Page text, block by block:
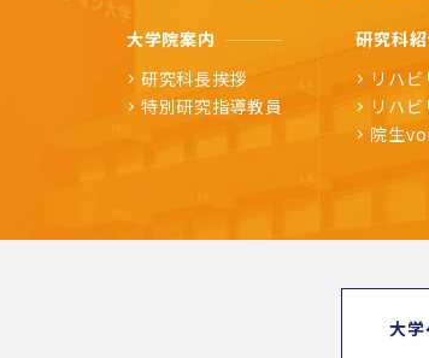
大学院案内
研究科長挨拶
特別研究指導教員
研究科
リハ
リハ
院生
大学